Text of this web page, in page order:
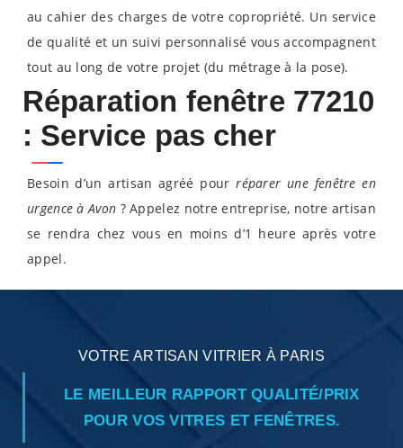
au cahier des charges de votre copropriété. Un service
de qualité et un suivi personnalisé vous accompagnent
tout au long de votre projet (du métrage à la pose).
Réparation fenêtre 77210
: Service pas cher
Besoin d’un artisan agréé pourréparer une fenêtre en
urgence à Avon ? Appelez notre entreprise, notre artisan
se rendra chez vous en moins d’1 heure après votre
appel.
VOTRE ARTISAN VITRIER À PARIS
LE MEILLEUR RAPPORT QUALITÉ/PRIX
POUR VOS VITRES ET FENÊTRES.